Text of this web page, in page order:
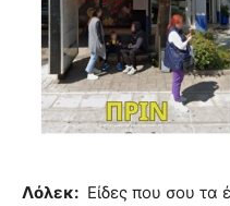
Λόλεκ: Είδες που σου τα